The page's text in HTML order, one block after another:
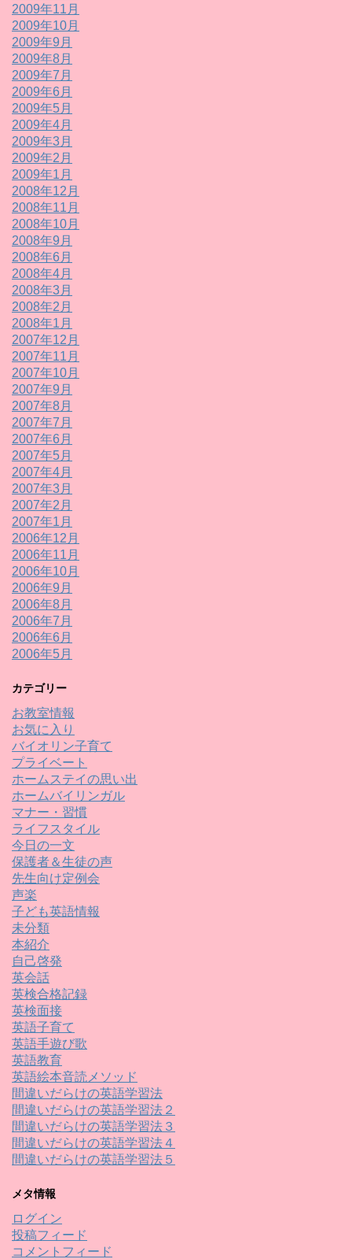
2009年11月
2009年10月
2009年9月
2009年8月
2009年7月
2009年6月
2009年5月
2009年4月
2009年3月
2009年2月
2009年1月
2008年12月
2008年11月
2008年10月
2008年9月
2008年6月
2008年4月
2008年3月
2008年2月
2008年1月
2007年12月
2007年11月
2007年10月
2007年9月
2007年8月
2007年7月
2007年6月
2007年5月
2007年4月
2007年3月
2007年2月
2007年1月
2006年12月
2006年11月
2006年10月
2006年9月
2006年8月
2006年7月
2006年6月
2006年5月
カテゴリー
お教室情報
お気に入り
バイオリン子育て
プライベート
ホームステイの思い出
ホームバイリンガル
マナー・習慣
ライフスタイル
今日の一文
保護者＆生徒の声
先生向け定例会
声楽
子ども英語情報
未分類
本紹介
自己啓発
英会話
英検合格記録
英検面接
英語子育て
英語手遊び歌
英語教育
英語絵本音読メソッド
間違いだらけの英語学習法
間違いだらけの英語学習法２
間違いだらけの英語学習法３
間違いだらけの英語学習法４
間違いだらけの英語学習法５
メタ情報
ログイン
投稿フィード
コメントフィード